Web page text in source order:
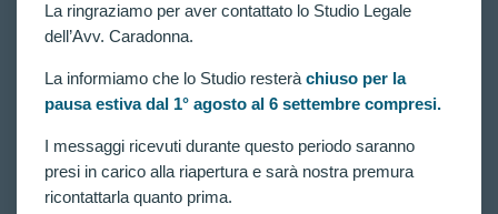
La ringraziamo per aver contattato lo Studio Legale
dell’Avv. Caradonna.
La informiamo che lo Studio resterà chiuso per la
pausa estiva dal 1° agosto al 6 settembre compresi.
I messaggi ricevuti durante questo periodo saranno
presi in carico alla riapertura e sarà nostra premura
ricontattarla quanto prima.
VITTORIE CONSEGUITE
Concorso per 1887 allievi agenti della Polizia di
Stato: disposta verificazione per 2 candidati esclusi
per alterazione del senso cromatico.